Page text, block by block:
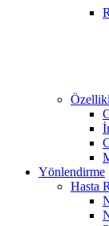
Yönlendirme
Hasta